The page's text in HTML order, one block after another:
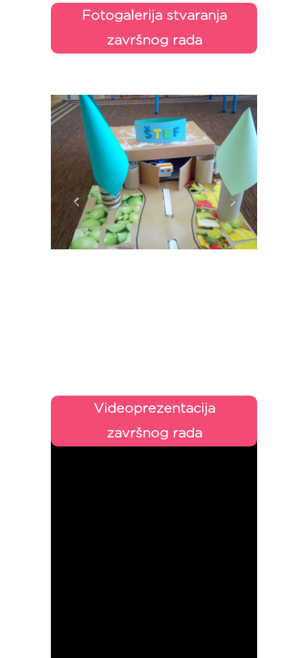
Fotogalerija stvaranja
završnog rada
Videoprezentacija
završnog rada